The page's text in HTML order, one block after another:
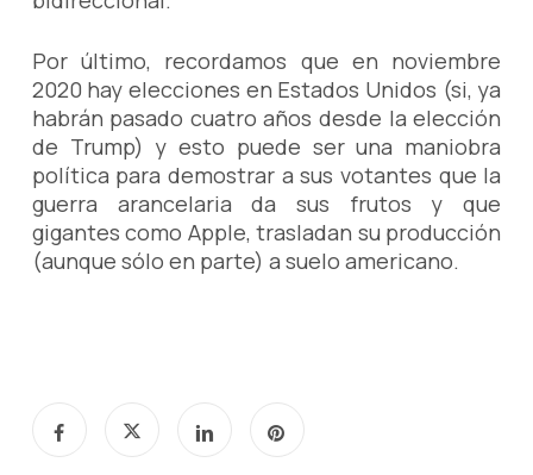
Por último, recordamos que en noviembre
2020 hay elecciones en Estados Unidos (si, ya
habrán pasado cuatro años desde la elección
de Trump) y esto puede ser una maniobra
política para demostrar a sus votantes que la
guerra arancelaria da sus frutos y que
gigantes como Apple, trasladan su producción
(aunque sólo en parte) a suelo americano.